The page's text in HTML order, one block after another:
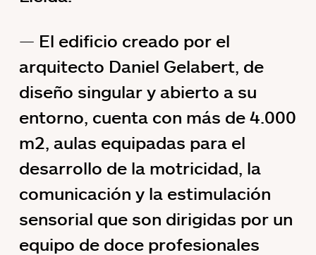
El edificio creado por el
arquitecto Daniel Gelabert, de
diseño singular y abierto a su
entorno, cuenta con más de 4.000
m2, aulas equipadas para el
desarrollo de la motricidad, la
comunicación y la estimulación
sensorial que son dirigidas por un
equipo de doce profesionales